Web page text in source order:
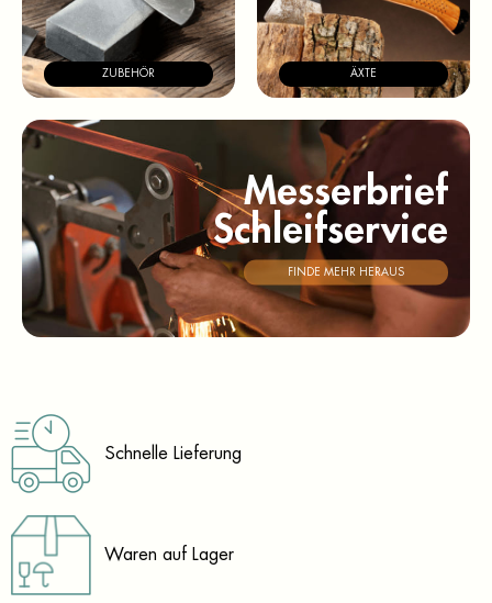
ZUBEHÖR ÄXTE
Messerbrief
Schleifservice
FINDE MEHR HERAUS
Schnelle Lieferung
Waren auf Lager